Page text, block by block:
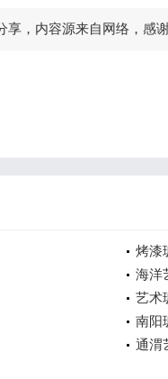
，内容源来自网络，感
烤漆
海洋
艺术
南阳
通渭